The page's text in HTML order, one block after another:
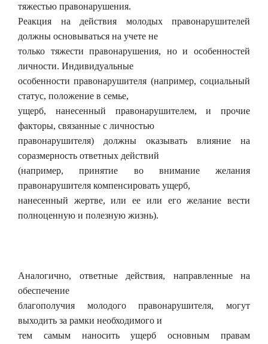
тяжестью правонарушения.
Реакция на действия молодых правонарушителей
должны основываться на учете не
только тяжести правонарушения, но и особенностей
личности. Индивидуальные
особенности правонарушителя (например, социальный
статус, положение в семье,
ущерб, нанесенный правонарушителем, и прочие
факторы, связанные с личностью
правонарушителя) должны оказывать влияние на
соразмерность ответных действий
(например, принятие во внимание желания
правонарушителя компенсировать ущерб,
нанесенный жертве, или ее или его желание вести
полноценную и полезную жизнь).
Аналогично, ответные действия, направленные на
обеспечение
благополучия молодого правонарушителя, могут
выходить за рамки необходимого и
тем самым наносить ущерб основным правам